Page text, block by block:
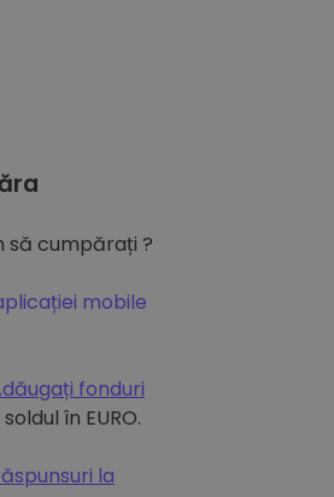
să cumpărați ?
mobile
fonduri
în EURO.
la